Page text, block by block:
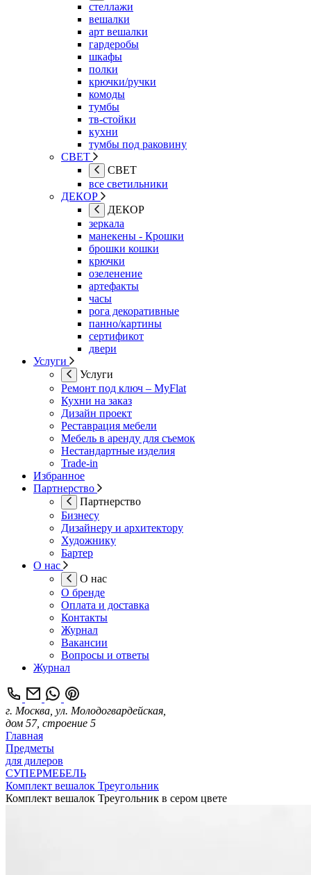
стеллажи
вешалки
арт вешалки
гардеробы
шкафы
полки
крючки/ручки
комоды
тумбы
тв-стойки
кухни
тумбы под раковину
СВЕТ
СВЕТ
все светильники
ДЕКОР
ДЕКОР
зеркала
манекены - Крошки
брошки кошки
крючки
озеленение
артефакты
часы
рога декоративные
панно/картины
сертификот
двери
Услуги
Услуги
Ремонт под ключ – MyFlat
Кухни на заказ
Дизайн проект
Реставрация мебели
Мебель в аренду для съемок
Нестандартные изделия
Trade-in
Избранное
Партнерство
Партнерство
Бизнесу
Дизайнеру и архитектору
Художнику
Бартер
О нас
О нас
О бренде
Оплата и доставка
Контакты
Журнал
Вакансии
Вопросы и ответы
Журнал
г. Москва, ул. Молодогвардейская,
дом 57, строение 5
Главная
Предметы
для дилеров
СУПЕРМЕБЕЛЬ
Комплект вешалок Треугольник
Комплект вешалок Треугольник в сером цвете